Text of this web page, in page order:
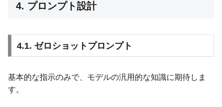
4. プロンプト設計
4.1. ゼロショットプロンプト
基本的な指示のみで、モデルの汎用的な知識に期待しま
す。